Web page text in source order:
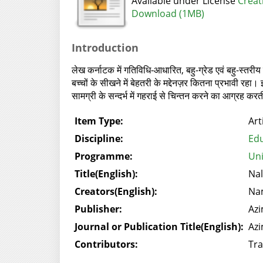
Download (1MB)
Introduction
लेख कर्नाटक में गतिविधि-आधारित, बहु-ग्रेड एवं बहु-
बच्चों के सीखने में बेहतरी के मद्देनज़र कितना प्रभावी
सामग्री के सन्दर्भ में गहराई से चिन्तन करने का आग्रह
Item Type:
Discipline:
Programme:
Title(English):
Creators(English):
Publisher:
Journal or Publication Title(English):
Contributors: